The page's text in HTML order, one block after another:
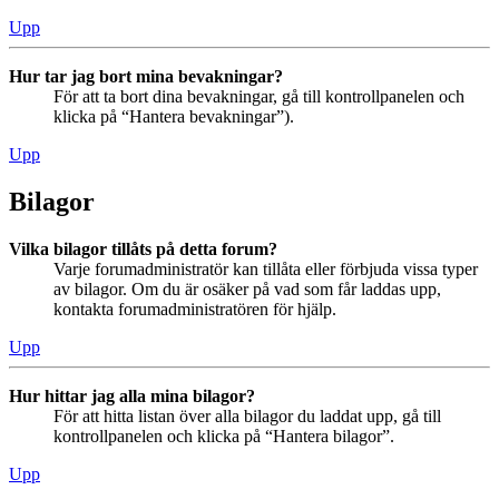
Upp
Hur tar jag bort mina bevakningar?
För att ta bort dina bevakningar, gå till kontrollpanelen och
klicka på “Hantera bevakningar”).
Upp
Bilagor
Vilka bilagor tillåts på detta forum?
Varje forumadministratör kan tillåta eller förbjuda vissa typer
av bilagor. Om du är osäker på vad som får laddas upp,
kontakta forumadministratören för hjälp.
Upp
Hur hittar jag alla mina bilagor?
För att hitta listan över alla bilagor du laddat upp, gå till
kontrollpanelen och klicka på “Hantera bilagor”.
Upp